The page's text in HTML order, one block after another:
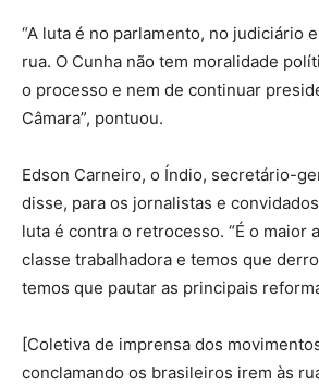
“A luta é no parlamento, no judiciário
rua. O Cunha não tem moralidade
o processo e nem de continuar
Câmara”, pontuou.
Edson Carneiro, o Índio, secretário-
disse, para os jornalistas e
luta é contra o retrocesso. “É o maior
classe trabalhadora e temos que
temos que pautar as principais
[Coletiva de imprensa dos
conclamando os brasileiros irem às